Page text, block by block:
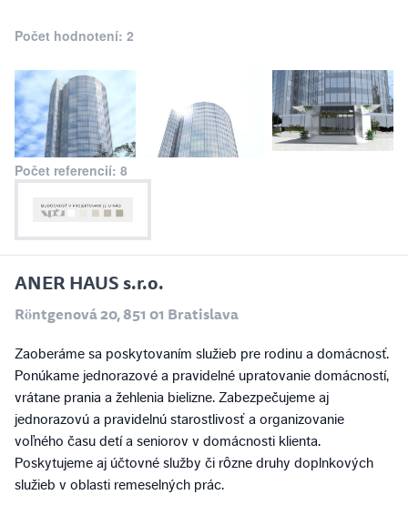
Počet hodnotení: 2
Počet referencií: 8
ANER HAUS s.r.o.
Röntgenová 20, 851 01 Bratislava
Zaoberáme sa poskytovaním služieb pre rodinu a domácnosť.
Ponúkame jednorazové a pravidelné upratovanie domácností,
vrátane prania a žehlenia bielizne. Zabezpečujeme aj
jednorazovú a pravidelnú starostlivosť a organizovanie
voľného času detí a seniorov v domácnosti klienta.
Poskytujeme aj účtovné služby či rôzne druhy doplnkových
služieb v oblasti remeselných prác.